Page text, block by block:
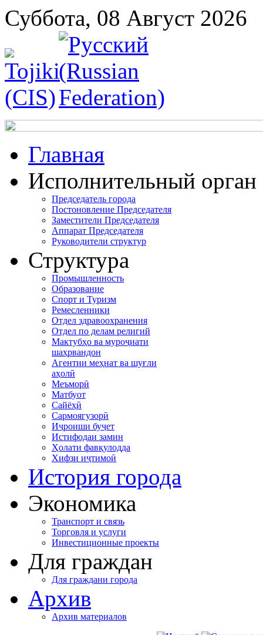
Суббота, 08 Август 2026
Главная
Исполнительный орган
Председатель города
Постоновление Председателя
Заместители Председателя
Аппарат Председателя
Руководители структур
Структура
Промышленность
Образование
Спорт и Туризм
Ремесленники
Отдел здравоохранения
Отдел по делам религий
Мактубҳо ва муроҷиати
шаҳрвандон
Агентии меҳнат ва шуғли
аҳолӣ
Меъморӣ
Матбуот
Сайёҳӣ
Сармоягузорӣ
Иҷроиши буҷет
Истифодаи замин
Ҳолати фавқулодда
Хифзи иҷтимоӣ
История города
Экономика
Транспорт и связь
Торговля и услуги
Инвестиционные проекты
Для граждан
Для граждани города
Архив
Архив материалов